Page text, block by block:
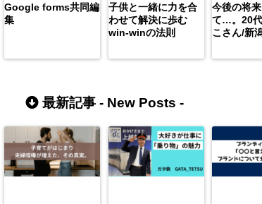
Google forms共同編
集
子供と一緒に力を合
わせて解決に歩む
win-winの法則
今後の将
て…。20
こさん/新
最新記事 - New Posts -